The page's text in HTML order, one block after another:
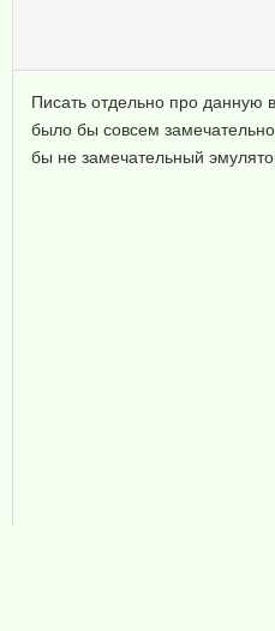
Писать отдельно про данную
было бы совсем
бы не замечательный